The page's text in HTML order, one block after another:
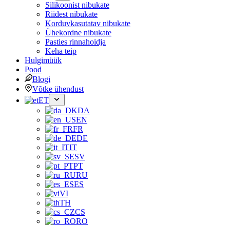
Silikoonist nibukate
Riidest nibukate
Korduvkasutatav nibukate
Ühekordne nibukate
Pasties rinnahoidja
Keha teip
Hulgimüük
Pood
Blogi
Võtke ühendust
ET
DA
EN
FR
DE
IT
SV
PT
RU
ES
VI
TH
CS
RO